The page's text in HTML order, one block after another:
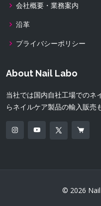
会社概要・業務案内
沿革
プライバシーポリシー
About Nail Labo
当社では国内自社工場でのネ
らネイルケア製品の輸入販売
© 2026